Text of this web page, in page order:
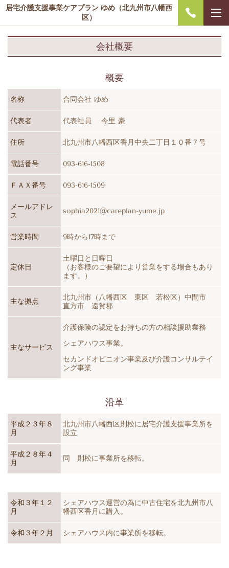
居宅介護支援事業ケアプラン ゆめ（北九州市八幡西
区）
会社概要
概要
名称 合同会社 ゆめ
代表者 代表社員今里 豪
住所 北九州市八幡西区香月中央二丁目１０番７号
電話番号 093-616-1508
ＦＡＸ番号 093-616-1509
メールアドレ
ス
sophia2021@careplan-yume.jp
営業時間 9時から17時まで
定休日
土曜日と日曜日
（お客様のご要望により営業をする場合もあり
ます。）
主な拠点
北九州市（八幡西区 東区 若松区）中間市
直方市 遠賀郡
主なサービス
介護保険の認定をお持ちの方の相談援助業務
​シェアハウス事業。
セカンドオピニオン事業及び介護コンサルテイ
ング事業
沿革
平成２３年８
月
北九州市八幡西区則松に居宅介護支援事業所を
設立
平成２８年４
月
同 則松に事業所を移転。
令和３年１２
月
シェアハウス運営の為に中古住宅を北九州市八
幡西区香月に購入。
令和３年２月 シェアハウス内に事業所を移転。